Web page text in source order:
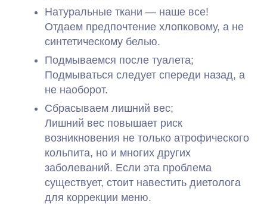
Натуральные ткани — наше все!
Отдаем предпочтение хлопковому, а не
синтетическому белью.
Подмываемся после туалета;
Подмываться следует спереди назад, а
не наоборот.
Сбрасываем лишний вес;
Лишний вес повышает риск
возникновения не только атрофического
кольпита, но и многих других
заболеваний. Если эта проблема
существует, стоит навестить диетолога
для коррекции меню.